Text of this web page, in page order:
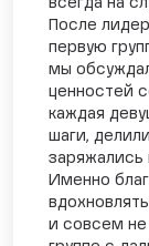
всегда на
После
первую
мы
ценностей
каждая
шаги,
заряжались
Именно
и совсем